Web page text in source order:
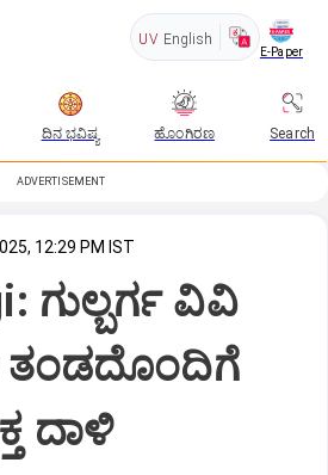
UV English
E-Paper
ದಿನ ಭವಿಷ್ಯ ಹೊಂಗಿರಣ Search
ADVERTISEMENT
12:29 PM IST
ಗುಲ್ಬರ್ಗ ವಿವಿ
ದಾಳಿ